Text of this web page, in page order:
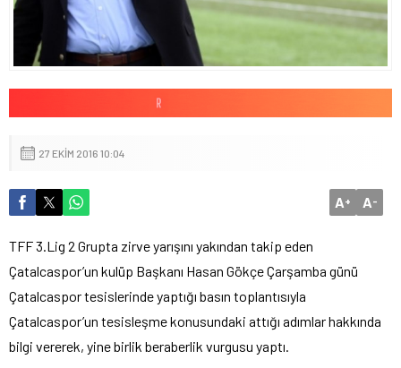
27 EKIM 2016 10:04
A+ A-
TFF 3.Lig 2 Grupta zirve yarışını yakından takip eden
Çatalcaspor’un kulüp Başkanı Hasan Gökçe Çarşamba günü
Çatalcaspor tesislerinde yaptığı basın toplantısıyla
Çatalcaspor’un tesisleşme konusundaki attığı adımlar hakkında
bilgi vererek, yine birlik beraberlik vurgusu yaptı.